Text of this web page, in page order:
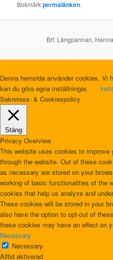
Bokmärkpermalänken.
Brf. Långpannan,
Denna hemsida använder cookies.
kan du göra egna inställningar.
Sekretess- & Cookiespolicy
Stäng
Privacy Overview
This website uses cookies to improve
through the website. Out of these
as necessary are stored on your
working of basic functionalities of the
cookies that help us analyze and
These cookies will be stored in your
also have the option to opt-out of
these cookies may have an effect on
Necessary
Necessary
Alltid aktiverad